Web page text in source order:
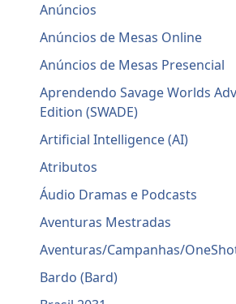
Anúncios
Anúncios de Mesas Online
Anúncios de Mesas Presencial
Aprendendo Savage Worlds
Edition (SWADE)
Artificial Intelligence (AI)
Atributos
Áudio Dramas e Podcasts
Aventuras Mestradas
Aventuras/Campanhas/
Bardo (Bard)